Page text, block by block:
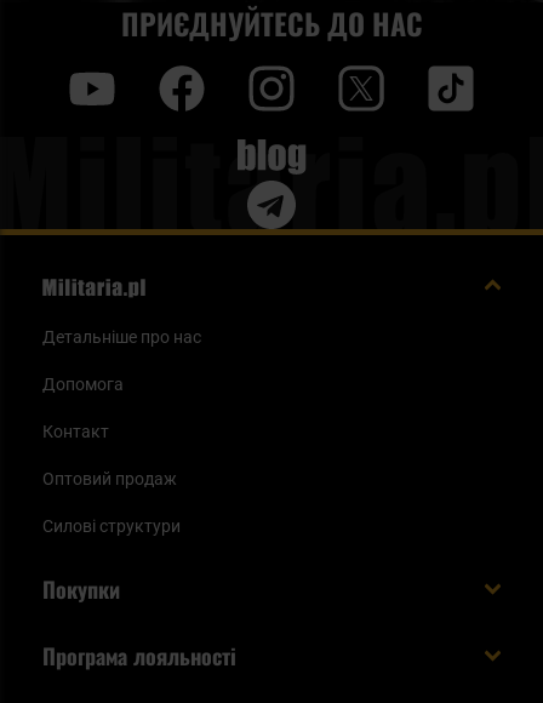
ПРИЄДНУЙТЕСЬ ДО НАС
Blog
Детальніше про нас
Допомога
Контакт
Оптовий продаж
Силові структури
Покупки
Програма лояльності